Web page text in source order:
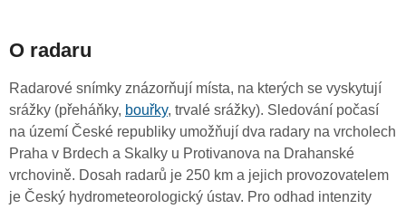
O radaru
Radarové snímky znázorňují místa, na kterých se vyskytují
srážky (přeháňky, bouřky, trvalé srážky). Sledování počasí
na území České republiky umožňují dva radary na vrcholech
Praha v Brdech a Skalky u Protivanova na Drahanské
vrchovině. Dosah radarů je 250 km a jejich provozovatelem
je Český hydrometeorologický ústav. Pro odhad intenzity